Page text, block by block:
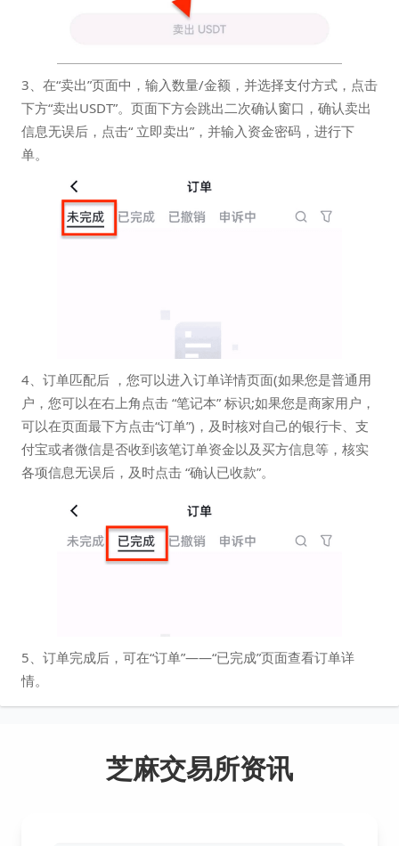
3、在“卖出”页面中，输入数量/金额，并选择支付方式，点击
下方“卖出USDT”。页面下方会跳出二次确认窗口，确认卖出
信息无误后，点击“ 立即卖出”，并输入资金密码，进行下
单。
4、订单匹配后 ，您可以进入订单详情页面(如果您是普通用
户，您可以在右上角点击 “笔记本” 标识;如果您是商家用户，
可以在页面最下方点击“订单”)，及时核对自己的银行卡、支
付宝或者微信是否收到该笔订单资金以及买方信息等，核实
各项信息无误后，及时点击 “确认已收款”。
5、订单完成后，可在“订单”——“已完成”页面查看订单详
情。
芝麻交易所资讯